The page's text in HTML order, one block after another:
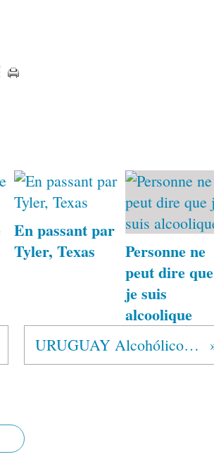
En passant par
Tyler, Texas
Personne ne
peut dire que
je suis
alcoolique
URUGUAY Alcohólicos Anónimos®